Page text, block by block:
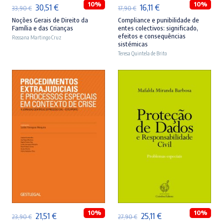
33,90€ O
preço
original
30,51 €O
preço
atual
10%
Noções Gerais de Direito da
Família e das Crianças
Rossana Martingo Cruz
17,90€ O
preço
original
era:
16,11 €O
preço
atual
10%
Compliance e punibilidade de
entes colectivos: significado,
efeitos e consequências
sistémicas
Teresa Quintela de Brito
23,90€ O
21,51 €O
10%
ADICIONAR
27,90€ O
25,11 €O
10%